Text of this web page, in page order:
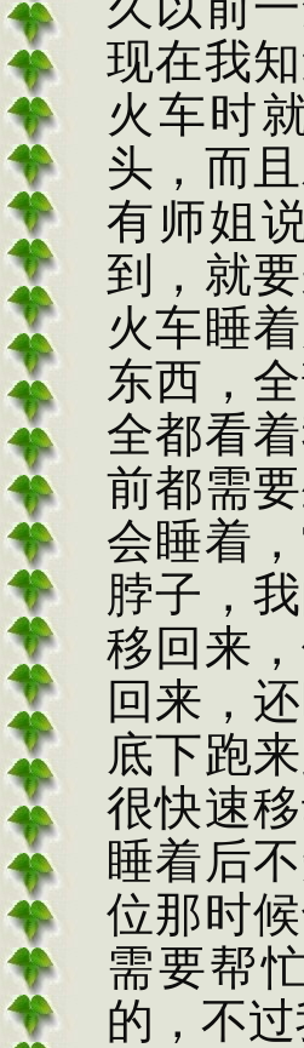
现在我
火车时
头，而
有师姐
到，就
火车睡
东西，
全都看
前都需
会睡着
脖子，
移回来
回来，
底下跑
很快速
睡着后
位那时
需要帮
的，不